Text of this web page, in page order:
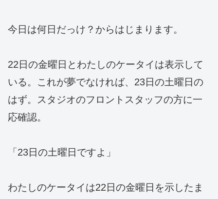
今日は何日だっけ？からはじまります。
22日の金曜日とわたしのケータイは表示して
いる。これが夢でなければ、23日の土曜日の
はず。スタジオのフロントスタッフの方に一
応確認。
「23日の土曜日ですよ」
わたしのケータイは22日の金曜日を示したま